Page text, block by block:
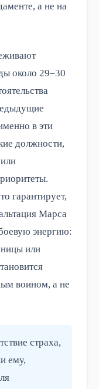
а не на
около 29–30
в эти
должности,
гарантирует,
Марса
энергию:
или
воином, а не
страха,
ему,